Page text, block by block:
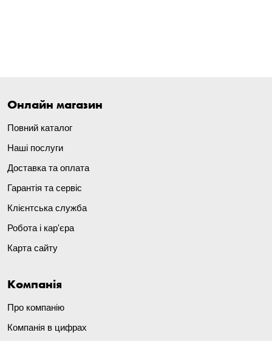
Онлайн магазин
Повний каталог
Наші послуги
Доставка та оплата
Гарантія та сервіс
Клієнтська служба
Робота і кар'єра
Карта сайту
Компанія
Про компанію
Компанія в цифрах